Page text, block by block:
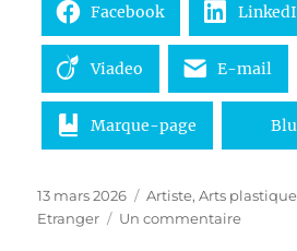
Facebook
Viadeo E-mail
Marque-page
Publié
le
13 mars 2026 Catégories
Artiste,Arts
Etranger
Un commentairesur